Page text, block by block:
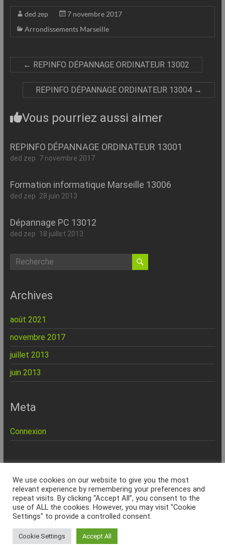
ded zep
7 novembre 2017
Arrondissements Marseille
← REPINFO DÉPANNAGE ORDINATEUR 13002
REPINFO DÉPANNAGE ORDINATEUR 13004 →
Vous pourriez aussi aimer
REPINFO DÉPANNAGE ORDINATEUR 13001
ded zep 7 novembre 2017
Formation informatique Marseille 13006
ded zep 28 juin 2013
Dépannage PC 13012
ded zep 18 juillet 2013
Archives
août 2021
novembre 2017
juillet 2013
juin 2013
Meta
Connexion
Marseille
Accueil Charte Qualité Politique de confidentialité
Services & Tarifs
Formations
Seniors Site internet Dépannage à domicile
ordinateur 13
liens
Orthographe
Contact
We use cookies on our website to give you the most
relevant experience by remembering your preferences and
repeat visits. By clicking “Accept All”, you consent to the
use of ALL the cookies. However, you may visit "Cookie
Settings" to provide a controlled consent.
Cookie Settings Accept All